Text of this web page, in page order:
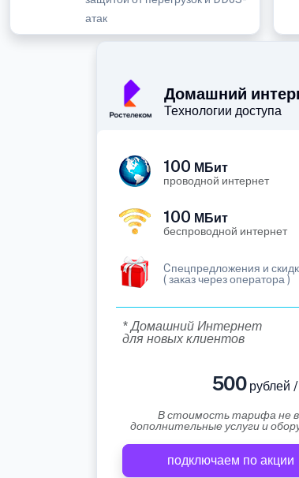
атак
Домашний
Технологии доступа
100 МБит
проводной интернет
100 МБит
беспроводной интернет
Cпецпредложения и
( заказ через оператора )
* Домашний Интернет
для новых клиентов
500рублей
В стоимость тарифа не
дополнительные услуги и
подключаем по акции